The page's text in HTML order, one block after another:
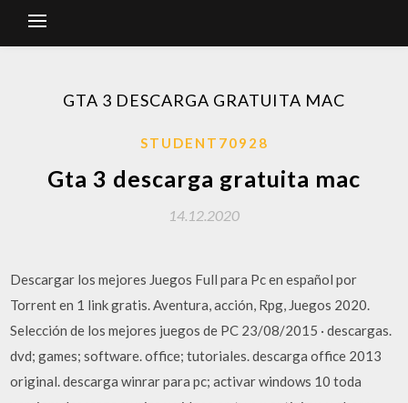
GTA 3 DESCARGA GRATUITA MAC
STUDENT70928
Gta 3 descarga gratuita mac
14.12.2020
Descargar los mejores Juegos Full para Pc en español por
Torrent en 1 link gratis. Aventura, acción, Rpg, Juegos 2020.
Selección de los mejores juegos de PC 23/08/2015 · descargas.
dvd; games; software. office; tutoriales. descarga office 2013
original. descarga winrar para pc; activar windows 10 toda